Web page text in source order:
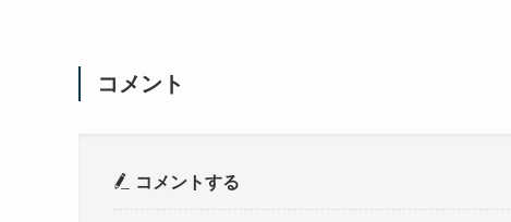
コメント
コメントする